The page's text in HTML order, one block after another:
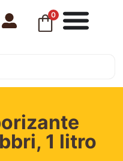
0
1 litro